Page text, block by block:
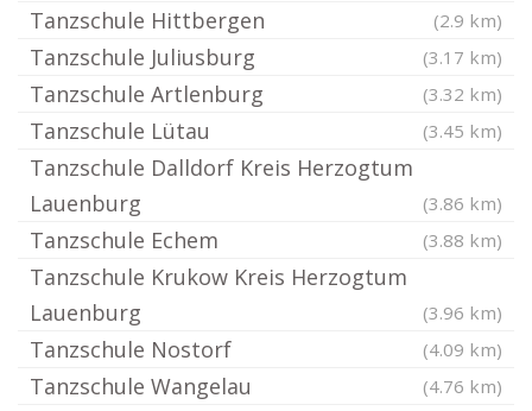
Tanzschule Hittbergen (2.9 km)
Tanzschule Juliusburg (3.17 km)
Tanzschule Artlenburg (3.32 km)
Tanzschule Lütau (3.45 km)
Tanzschule Dalldorf Kreis Herzogtum
Lauenburg
(3.86 km)
Tanzschule Echem (3.88 km)
Tanzschule Krukow Kreis Herzogtum
Lauenburg
(3.96 km)
Tanzschule Nostorf (4.09 km)
Tanzschule Wangelau (4.76 km)